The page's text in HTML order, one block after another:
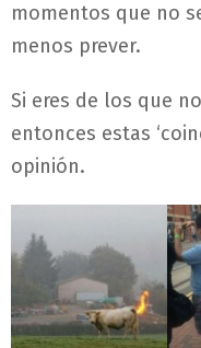
momentos que no
menos prever.
Si eres de los que
entonces estas
opinión.